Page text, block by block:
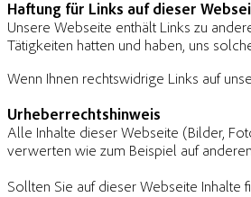
Haftung für Links auf dieser
Unsere Webseite enthält Links zu
Tätigkeiten hatten und haben, uns
Wenn Ihnen rechtswidrige Links auf
Urheberrechtshinweis
Alle Inhalte dieser Webseite (Bilder,
verwerten wie zum Beispiel auf
Sollten Sie auf dieser Webseite Inhalte